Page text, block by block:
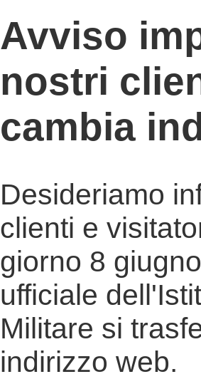
Avviso
nostri
cambia
Desideriamo
clienti e
giorno 8
ufficiale
Militare si
indirizzo web.